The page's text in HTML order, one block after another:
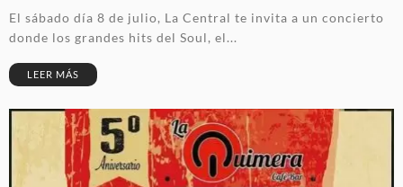
El sábado día 8 de julio, La Central te invita a un concierto
donde los grandes hits del Soul, el...
LEER MÁS